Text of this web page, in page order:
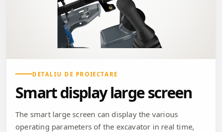
DETALIU DE PROIECTARE
Smart display large screen
The smart large screen can display the various
operating parameters of the excavator in real time,